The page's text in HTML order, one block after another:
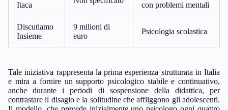
Itaca
con problemi mentali
Discutiamo
Insieme
9 milioni di
euro
Psicologia scolastica
Tale iniziativa rappresenta la prima esperienza strutturata in Italia
e mira a fornire un supporto psicologico stabile e continuativo,
anche durante i periodi di sospensione della didattica, per
contrastare il disagio e la solitudine che affliggono gli adolescenti.